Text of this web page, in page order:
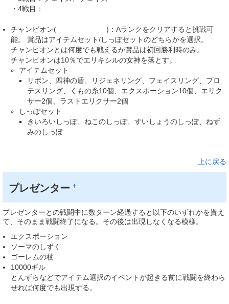
・4戦目：
チャンピオン(
)：Aランクをクリアすると挑戦可
能。 賞品はアイテムセット/しっぽセットのどちらかを選択。
チャンピオンとは何度でも戦えるが賞品は初回勝利時のみ。
チャンピオンは10％でエリキシルの女神を落とす。
アイテムセット
リボン、四神の盾、リジェネリング、フェイスリング、プロ
テスリング、くもの糸10個、エクスポーション10個、エリク
サー2個、ラストエリクサー2個
しっぽセット
きいろいしっぽ、ねこのしっぽ、すいしょうのしっぽ、ねず
みのしっぽ
上に戻る
プレゼンター†
プレゼンターとの戦闘中に数ターン経過すると以下のいずれかを貰え
て、そのまま戦闘終了になる。その後は出現しなくなる模様。
エクスポーション
ソーマのしずく
ゴーレムの杖
10000ギル
とんずらなどでアイテム選択のイベントが起きる前に戦闘を終わら
せれば何度でも出現する。